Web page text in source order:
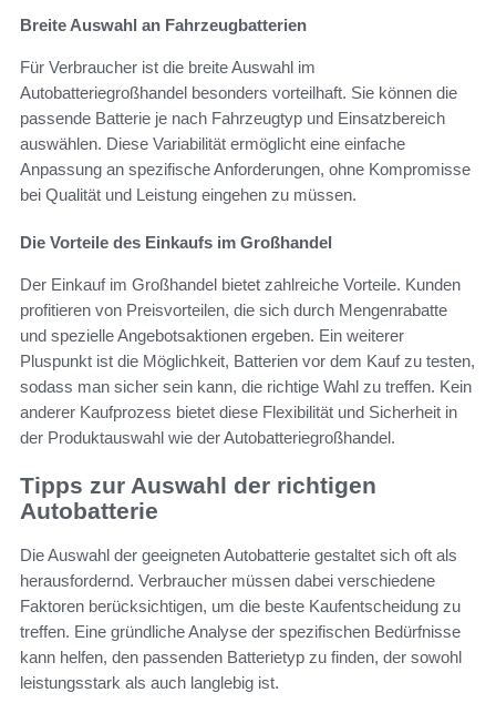
Breite Auswahl an Fahrzeugbatterien
Für Verbraucher ist die breite Auswahl im
Autobatteriegroßhandel besonders vorteilhaft. Sie können die
passende Batterie je nach Fahrzeugtyp und Einsatzbereich
auswählen. Diese Variabilität ermöglicht eine einfache
Anpassung an spezifische Anforderungen, ohne Kompromisse
bei Qualität und Leistung eingehen zu müssen.
Die Vorteile des Einkaufs im Großhandel
Der Einkauf im Großhandel bietet zahlreiche Vorteile. Kunden
profitieren von Preisvorteilen, die sich durch Mengenrabatte
und spezielle Angebotsaktionen ergeben. Ein weiterer
Pluspunkt ist die Möglichkeit, Batterien vor dem Kauf zu testen,
sodass man sicher sein kann, die richtige Wahl zu treffen. Kein
anderer Kaufprozess bietet diese Flexibilität und Sicherheit in
der Produktauswahl wie der Autobatteriegroßhandel.
Tipps zur Auswahl der richtigen
Autobatterie
Die Auswahl der geeigneten Autobatterie gestaltet sich oft als
herausfordernd. Verbraucher müssen dabei verschiedene
Faktoren berücksichtigen, um die beste Kaufentscheidung zu
treffen. Eine gründliche Analyse der spezifischen Bedürfnisse
kann helfen, den passenden Batterietyp zu finden, der sowohl
leistungsstark als auch langlebig ist.